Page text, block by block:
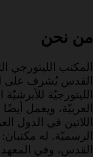
من نحن
المكتب الليتورجي
القدس يُشرف على
الليتورجيّة للأبرشيّة
العربيّة، ويعمل
اللاتين في الدول
الرسميّة. له
القدس، وفي المعهد